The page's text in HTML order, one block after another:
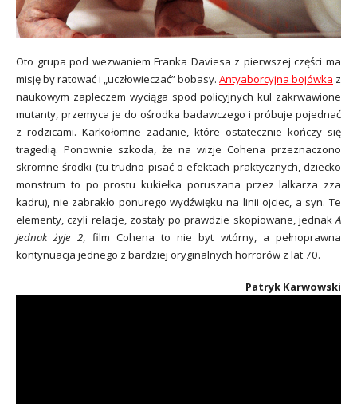
Oto grupa pod wezwaniem Franka Daviesa z pierwszej części ma
misję by ratować i „uczłowieczać” bobasy. Antyaborcyjna bojówka z
naukowym zapleczem wyciąga spod policyjnych kul zakrwawione
mutanty, przemyca je do ośrodka badawczego i próbuje pojednać
z rodzicami. Karkołomne zadanie, które ostatecznie kończy się
tragedią. Ponownie szkoda, że na wizje Cohena przeznaczono
skromne środki (tu trudno pisać o efektach praktycznych, dziecko
monstrum to po prostu kukiełka poruszana przez lalkarza zza
kadru), nie zabrakło ponurego wydźwięku na linii ojciec, a syn. Te
elementy, czyli relacje, zostały po prawdzie skopiowane, jednak A
jednak żyje 2 , film Cohena to nie byt wtórny, a pełnoprawna
kontynuacja jednego z bardziej oryginalnych horrorów z lat 70.
Patryk Karwowski